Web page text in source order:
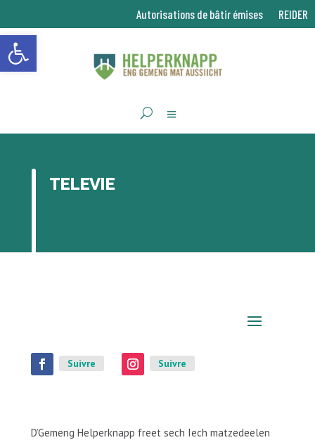
Ouvrir la barre d’outils
Autorisations de bâtir émises REIDER
TELEVIE
Suivre Suivre
D’Gemeng Helperknapp freet sech Iech matzedeelen